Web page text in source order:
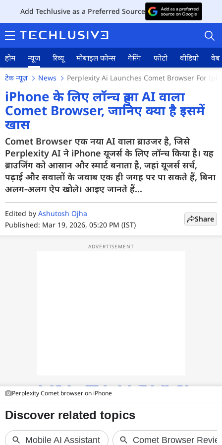
Add Techlusive as a Preferred Source
होम न्यूज़ रिव्यू मोबाइल फोन्स गेमिंग फोटो वीडियो वेब
होम
न्यूज़
रिव्यू
मोबाइल फोन्स
गेमिंग
फोटो
टेक न्यूज़ News Perplexity Ai Launches Comet Browser For
iPhone के लिए लॉन्च हुआ AI वाला
Comet Browser, जानिए क्या है इसमें
खास
Comet Browser एक नया AI वाला ब्राउजर है, जिसे
Perplexity AI ने iPhone यूजर्स के लिए लॉन्च किया है। यह
ब्राउजिंग को आसान और स्मार्ट बनाता है, जहां यूजर्स सर्च,
पढ़ाई और सवालों के जवाब एक ही जगह पर पा सकते हैं, बिना
अलग-अलग ऐप खोले। आइए जानते हैं...
Edited by Ashutosh Ojha
Published: Mar 19, 2026, 05:20 PM (IST)
Share
Perplexity Comet browser on iPhone